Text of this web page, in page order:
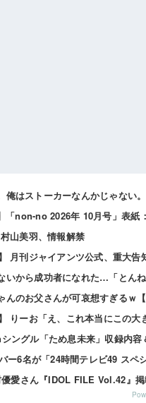
俺はストーカーなんかじゃない。
村山美羽、情報解禁
月刊ジャイアンツ公式、重大告
んのお父さんが可哀想すぎるｗ【